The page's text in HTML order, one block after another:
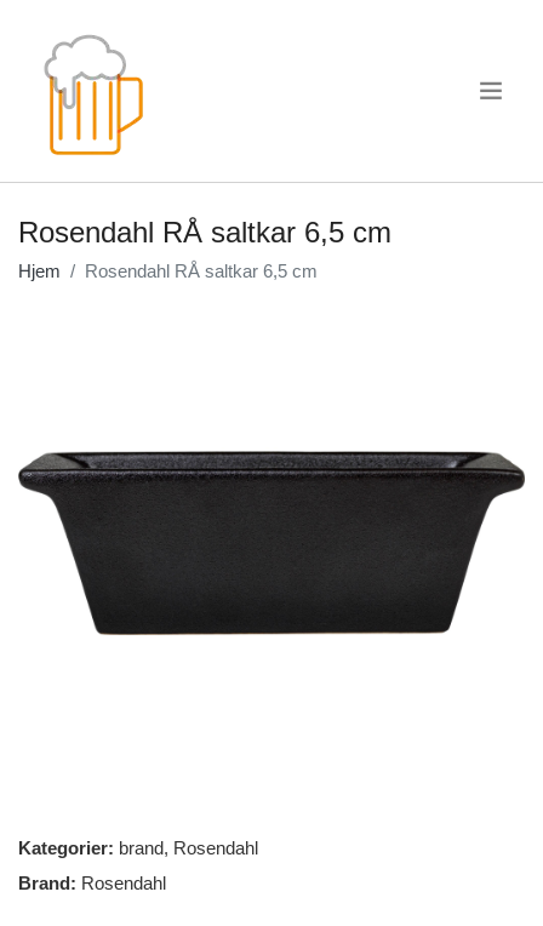
Rosendahl RÅ saltkar 6,5 cm
Hjem Rosendahl RÅ saltkar 6,5 cm
Kategorier: brand, Rosendahl
Brand: Rosendahl